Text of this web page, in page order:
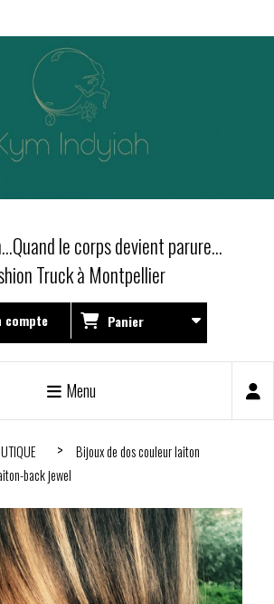
le corps devient parure...
Truck à Montpellier
compte Panier
Menu
Bijoux de dos couleur laiton
back jewel